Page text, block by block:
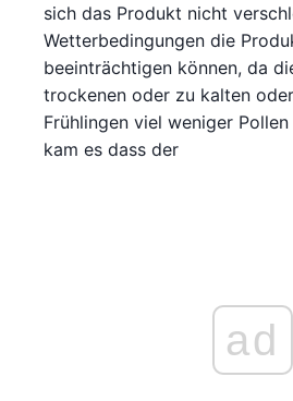
sich das Produkt nicht
Wetterbedingungen die
beeinträchtigen können, da
trockenen oder zu kalten
Frühlingen viel weniger
kam es dass der
ad